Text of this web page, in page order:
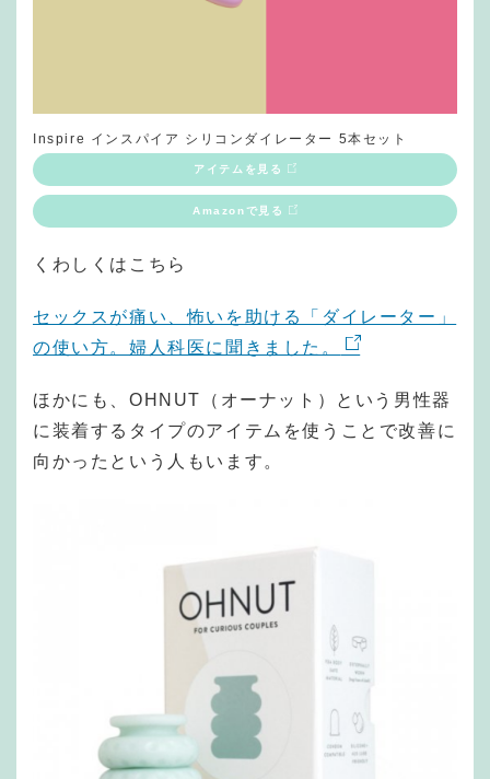
Inspire インスパイア シリコンダイレーター 5本セット
アイテムを見る
Amazonで見る
くわしくはこちら
セックスが痛い、怖いを助ける「ダイレーター」
の使い方。婦人科医に聞きました。
ほかにも、OHNUT（オーナット）という男性器
に装着するタイプのアイテムを使うことで改善に
向かったという人もいます。